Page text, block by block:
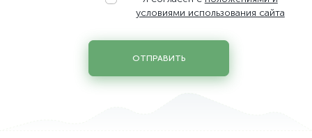
Специалист по защите персональных данных
Специалист по стандартизации, сертификации и качеству
Старший юрисконсульт
условиями использования сайта
ОТПРАВИТЬ